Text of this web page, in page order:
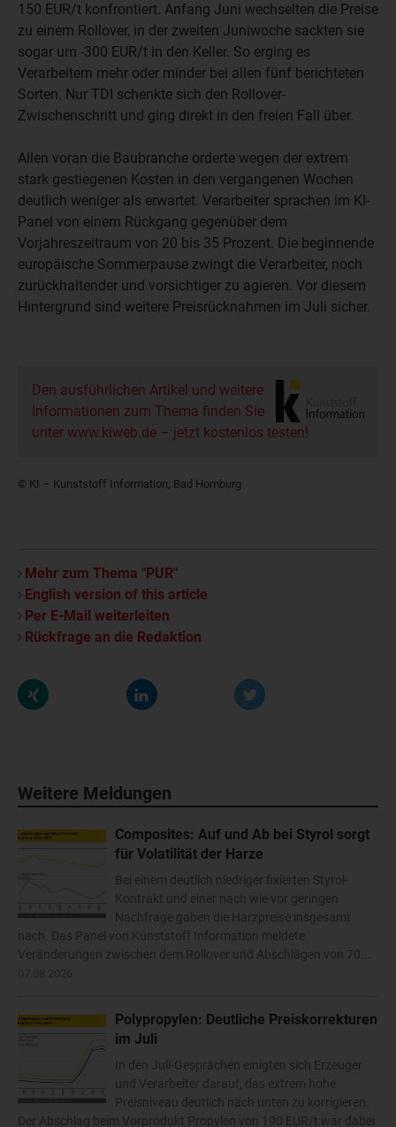
150 EUR/t konfrontiert. Anfang Juni wechselten die Preise
zu einem Rollover, in der zweiten Juniwoche sackten sie
sogar um -300 EUR/t in den Keller. So erging es
Verarbeitern mehr oder minder bei allen fünf berichteten
Sorten. Nur TDI schenkte sich den Rollover-
Zwischenschritt und ging direkt in den freien Fall über.
Allen voran die Baubranche orderte wegen der extrem
stark gestiegenen Kosten in den vergangenen Wochen
deutlich weniger als erwartet. Verarbeiter sprachen im KI-
Panel von einem Rückgang gegenüber dem
Vorjahreszeitraum von 20 bis 35 Prozent. Die beginnende
europäische Sommerpause zwingt die Verarbeiter, noch
zurückhaltender und vorsichtiger zu agieren. Vor diesem
Hintergrund sind weitere Preisrücknahmen im Juli sicher.
Den ausführlichen Artikel und weitere
Informationen zum Thema finden Sie
unter www.kiweb.de – jetzt kostenlos testen!
© KI – Kunststoff Information, Bad Homburg
Mehr zum Thema "PUR"
English version of this article
Per E-Mail weiterleiten
Rückfrage an die Redaktion
Weitere Meldungen
Composites: Auf und Ab bei Styrol sorgt
für Volatilität der Harze
Bei einem deutlich niedriger fixierten Styrol-
Kontrakt und einer nach wie vor geringen
Nachfrage gaben die Harzpreise insgesamt
nach. Das Panel von Kunststoff Information meldete
Veränderungen zwischen dem Rollover und Abschlägen von 70...
Polypropylen: Deutliche Preiskorrekturen
im Juli
In den Juli-Gesprächen einigten sich Erzeuger
und Verarbeiter darauf, das extrem hohe
Preisniveau deutlich nach unten zu korrigieren.
Der Abschlag beim Vorprodukt Propylen von 190 EUR/t war dabei